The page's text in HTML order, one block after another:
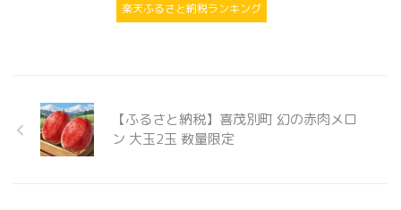
楽天ふるさと納税ランキング
【ふるさと納税】喜茂別町 幻の赤肉メロ
ン 大玉2玉 数量限定